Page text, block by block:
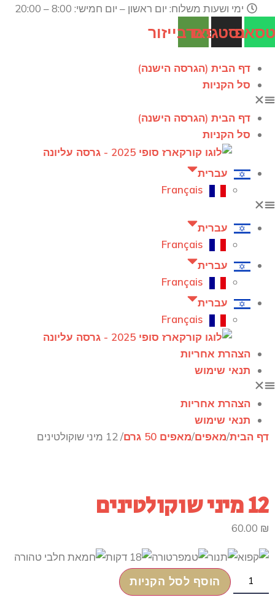
ימי ושעות משלוח: יום ראשון – יום חמישי: 8:00 – 20:00
אינסטגרם
טריפאדבייזור
דף הבית (הגרסה הישנה)
סל הקניות
דף הבית (הגרסה הישנה)
סל הקניות
עברית
Français
עברית
Français
עברית
Français
עברית
Français
הצהרת אחריות
תנאי שימוש
הצהרת אחריות
תנאי שימוש
דף הבית/מאפים/מאפים 50 גרם / 12 מיני שוקולטינים
12 מיני שוקולטינים
60.00 ₪
יחידות
של
הוסף לסל הקניות